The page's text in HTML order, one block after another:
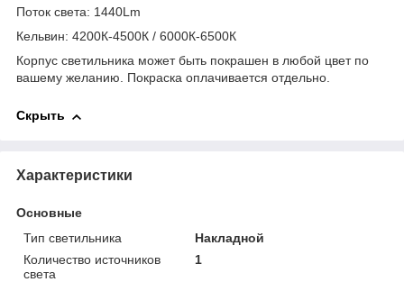
Поток света: 1440Lm
Кельвин: 4200К-4500К / 6000К-6500К
Корпус светильника может быть покрашен в любой цвет по
вашему желанию. Покраска оплачивается отдельно.
Скрыть
Характеристики
Основные
Тип светильника
Накладной
Количество источников
света
1